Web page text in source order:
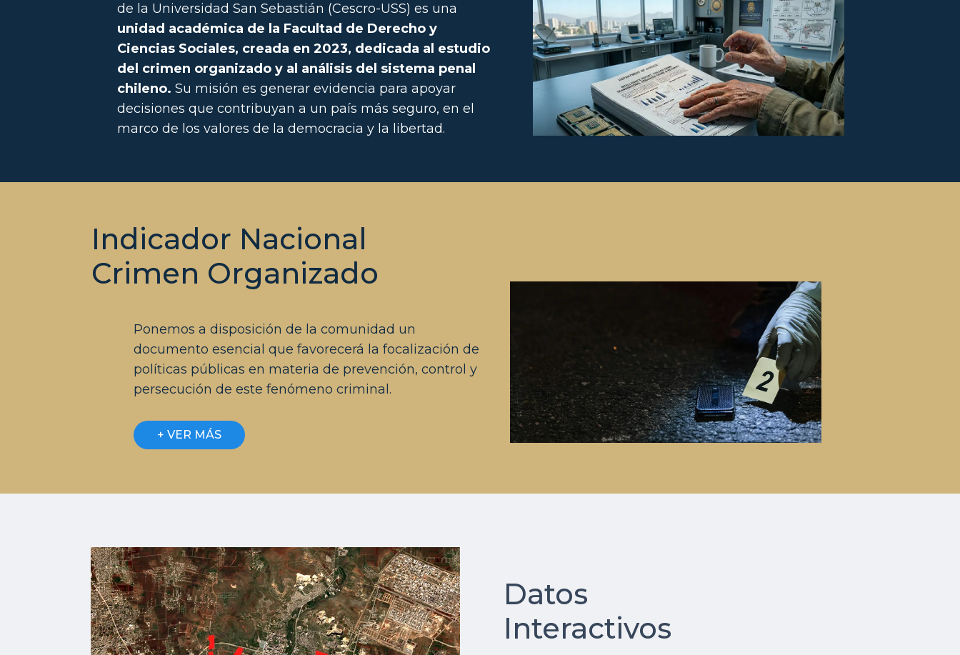
de la Universidad San Sebastián (Cescro-USS) es una
unidad académica de la Facultad de Derecho y
Ciencias Sociales, creada en 2023, dedicada al estudio
del crimen organizado y al análisis del sistema penal
chileno. Su misión es generar evidencia para apoyar
decisiones que contribuyan a un país más seguro, en el
marco de los valores de la democracia y la libertad.
Indicador Nacional
Crimen Organizado
Ponemos a disposición de la comunidad un
documento esencial que favorecerá la focalización de
políticas públicas en materia de prevención, control y
persecución de este fenómeno criminal.
+ VER MÁS
Datos
Interactivos